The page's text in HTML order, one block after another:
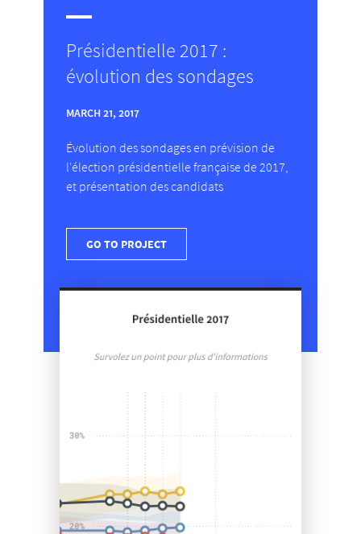
Présidentielle 2017 :
évolution des sondages
MARCH 21, 2017
Évolution des sondages en prévision de
l'élection présidentielle française de 2017,
et présentation des candidats
GO TO PROJECT